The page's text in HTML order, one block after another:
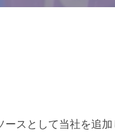
スとして当社を追加